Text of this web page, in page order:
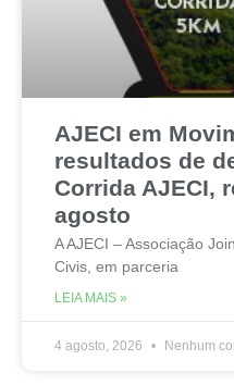
AJECI em
resultados de
Corrida AJECI,
agosto
A AJECI – Associação
Civis, em parceria
LEIA MAIS »
4 agosto, 2026 Nenhum